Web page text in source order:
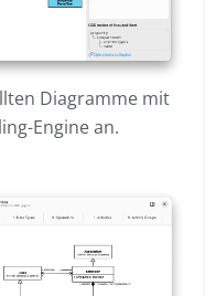
Diagramme mit
Engine an.